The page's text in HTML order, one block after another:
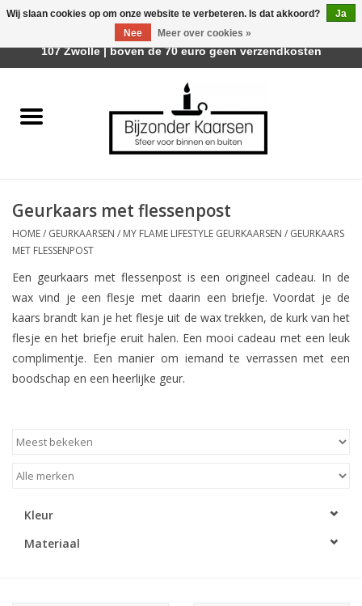
Räder Design Stories
Geurkaarsen
Sfeer voor Buiten
Kaarsenhouders
Kaarsen accessoires
Geurkaars met flessenpost
HOME/ GEURKAARSEN / MY FLAME LIFESTYLE GEURKAARSEN / GEURKAARS
MET FLESSENPOST
Een geurkaars met flessenpost is een origineel cadeau. In de
wax vind je een flesje met daarin een briefje. Voordat je de
kaars brandt kan je het flesje uit de wax trekken, de kurk van het
flesje en het briefje eruit halen. Een mooi cadeau met een leuk
complimentje. Een manier om iemand te verrassen met een
boodschap en een heerlijke geur.
Kleur
Materiaal
Wij slaan cookies op om onze website te verbeteren. Is dat akkoord?
Ja
Nee
Meer over cookies »
Afhalen is mogelijk bij Trotz Woon & Cadeau | Belvederelaan
107 Zwolle | boven de 70 euro geen verzendkosten